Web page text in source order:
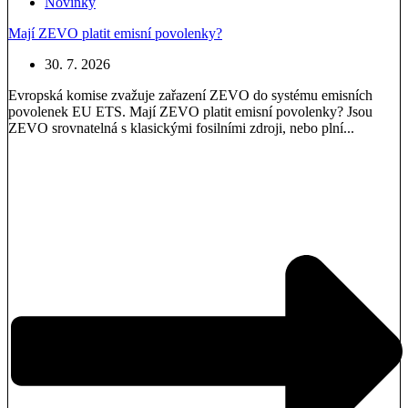
Mají ZEVO platit emisní povolenky?
30. 7. 2026
Evropská komise zvažuje zařazení ZEVO do systému emisních
povolenek EU ETS. Mají ZEVO platit emisní povolenky? Jsou
ZEVO srovnatelná s klasickými fosilními zdroji, nebo plní...